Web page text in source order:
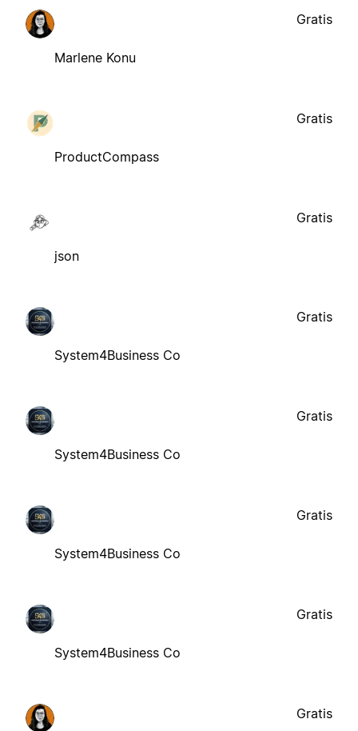
Marlene Konu
Gratis
ProductCompass
Gratis
json
Gratis
System4Business Co
Gratis
System4Business Co
Gratis
System4Business Co
Gratis
System4Business Co
Gratis
Gratis